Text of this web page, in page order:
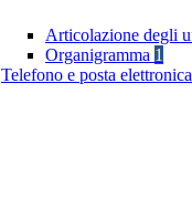
Articolazione degli
Organigramma 1
Telefono e posta elettronica